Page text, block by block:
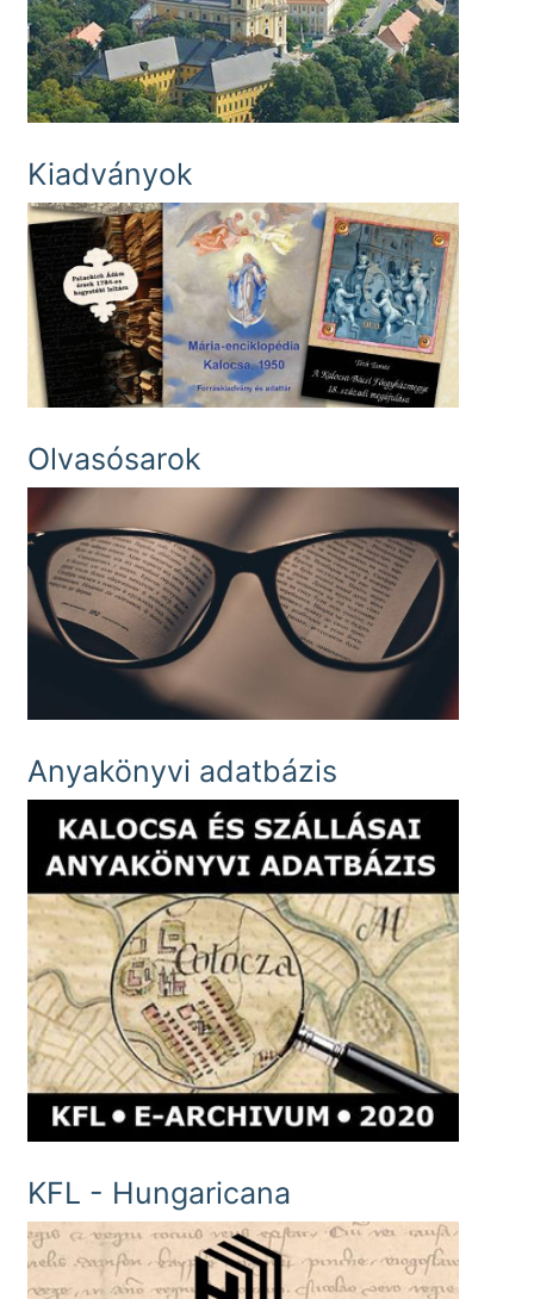
Kiadványok
Olvasósarok
Anyakönyvi adatbázis
KFL - Hungaricana